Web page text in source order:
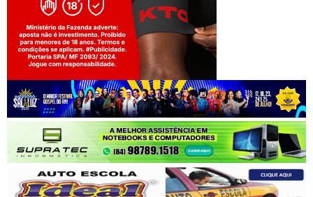
Jogue com responsabilidade. 18+